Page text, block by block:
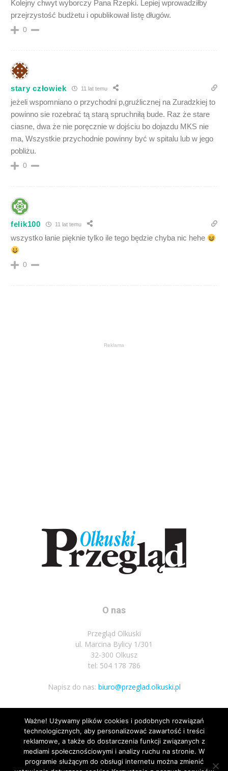
Kolejny chwyt wyborczy Pana Rzepki. Lepiej wprowadziłby
przejrzystość budżetu i opublikował listę długów.
0
stary człowiek 11 lat temu
jeżeli wspomniano o przychodni p,gruźlicznej na Zuradzkiej to
powinno sie rozebrać tą starą spruchniłą bude. Raz że stare
ciasne, dwa że nie poręcznie w dojściu bo dojazdu MKS nie
ma, Wszystkie przychodnie powinny być w spitalu lub w jego
pobliżu.
0
felik100 11 lat temu
wszystko łanie pięknie tylko ile tego będzie chyba nic hehe
0
Reklama
O nas
Przegląd Olkuski
ul. Marcina Bylicy 1/301
32-300 Olkusz
tel: 504 178 786
Napisz do nas: biuro@przeglad.olkuski.pl
Podążaj za nami
Ważne! Używamy plików cookies i podobnych rozwiązań
technologicznych, aby personalizować zawartość i treści
reklamowe, a także do dostarczenia funkcji związanych z
mediami społecznościowymi i analizy ruchu na stronie. W
programie służącym do obsługi internetu można zmienić